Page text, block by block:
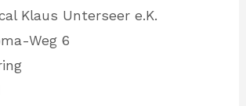
Klaus Unterseer e.K.
Weg 6